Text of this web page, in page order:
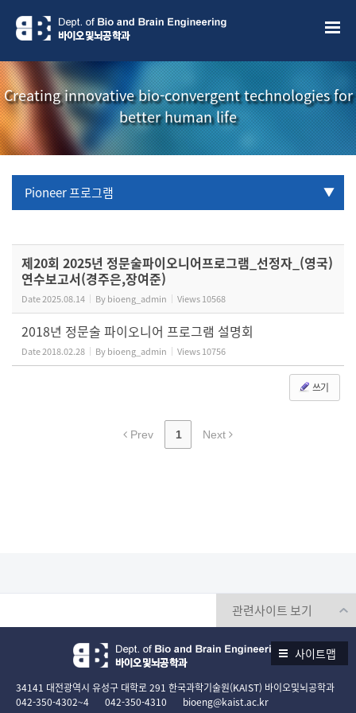
Creating innovative bio-convergent technologies for
better human life
Pioneer 프로그램
학부생 국제학술대회 참관프로그램
제20회 2025년 정문술파이오니어프로그램_선정자_(영국)
연수보고서(경주은,장여준)
Date2025.08.14 Bybioeng_admin Views10568
2018년 정문술 파이오니어 프로그램 설명회
Date2018.02.28 Bybioeng_admin Views10756
쓰기
Prev 1 Next
사이트맵
34141 대전광역시 유성구 대학로 291 한국과학기술원(KAIST) 바이오및뇌공학과
042-350-4302~4
042-350-4310 bioeng@kaist.ac.kr